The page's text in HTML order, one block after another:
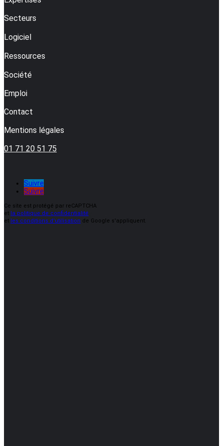
Secteurs
Logiciel
Ressources
Société
Emploi
Contact
Mentions légales
01 71 20 51 75
Suivre
Suivre
Ce site est protégé par reCAPTCHA
et la politique de confidentialité
et les conditions d'utilisation de Google s'appliquent.